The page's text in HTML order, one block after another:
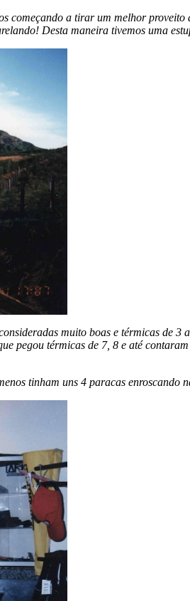
começando a tirar um melhor
Desta maneira tivemos uma
muito boas e térmicas de
pegou térmicas de 7, 8 e até
tinham uns 4 paracas enroscando